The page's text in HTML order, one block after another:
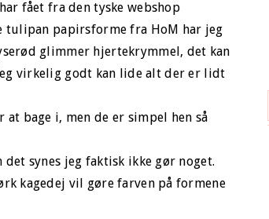
fået fra den tyske webshop
papirsforme fra HoM har jeg
glimmer hjertekrymmel, det kan
virkelig godt kan lide alt der er lidt
bage i, men de er simpel hen så
synes jeg faktisk ikke gør noget.
kagedej vil gøre farven på formene